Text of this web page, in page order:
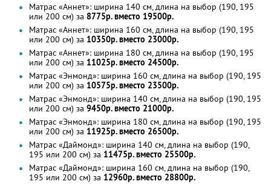
Матрас «Аннет»: ширина 140 см, длина на выбор (190, 195
или 200 см) за 8775р. вместо 19500р.
Матрас «Аннет»: ширина 160 см, длина на выбор (190, 195
или 200 см) за 10350р. вместо 23000р.
Матрас «Аннет»: ширина 180 см, длина на выбор (190, 195
или 200 см) за 11025р. вместо 24500р.
Матрас «Энмонд»: ширина 160 см, длина на выбор (190, 195
или 200 см) за 10575р. вместо 23500р.
Матрас «Энмонд»: ширина 140 см, длина на выбор (190, 195
или 200 см) за 9450р. вместо 21000р.
Матрас «Энмонд»: ширина 180 см, длина на выбор (190, 195
или 200 см) за 11925р. вместо 26500р.
Матрас «Даймонд»: ширина 140 см, длина на выбор (190,
195 или 200 см) за 11475р. вместо 25500р.
Матрас «Даймонд»: ширина 160 см, длина на выбор (190,
195 или 200 см) за 12960р. вместо 28800р.